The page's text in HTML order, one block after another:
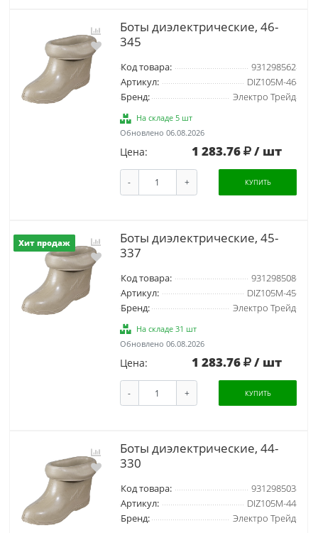
Боты диэлектрические, 46-
345
Код товара:
931298562
Артикул:
DIZ105M-46
Бренд:
Электро Трейд
На складе 5 шт
Обновлено 06.08.2026
Цена: 1 283.76 / шт
- + КУПИТЬ
Хит продаж
Боты диэлектрические, 45-
337
Код товара:
931298508
Артикул:
DIZ105M-45
Бренд:
Электро Трейд
На складе 31 шт
Обновлено 06.08.2026
Цена: 1 283.76 / шт
- + КУПИТЬ
Боты диэлектрические, 44-
330
Код товара:
931298503
Артикул:
DIZ105M-44
Бренд:
Электро Трейд